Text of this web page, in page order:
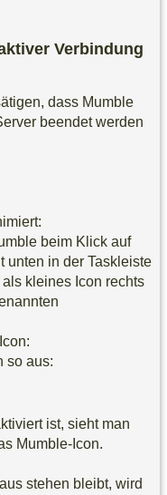
Verbindung
dass Mumble
beendet werden
beim Klick auf
unten in der Taskleiste
kleines Icon rechts
so aus:
ist, sieht man
Mumble-Icon.
stehen bleibt, wird